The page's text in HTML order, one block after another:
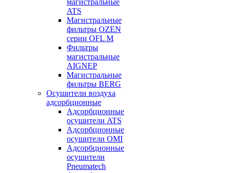
магистральные
ATS
Магистральные
фильтры OZEN
серии OFL M
Фильтры
магистральные
AIGNEP
Магистральные
фильтры BERG
Осушители воздуха
адсорбционные
Адсорбционные
осушители ATS
Адсорбционные
осушители OMI
Адсорбционные
осушители
Pneumatech